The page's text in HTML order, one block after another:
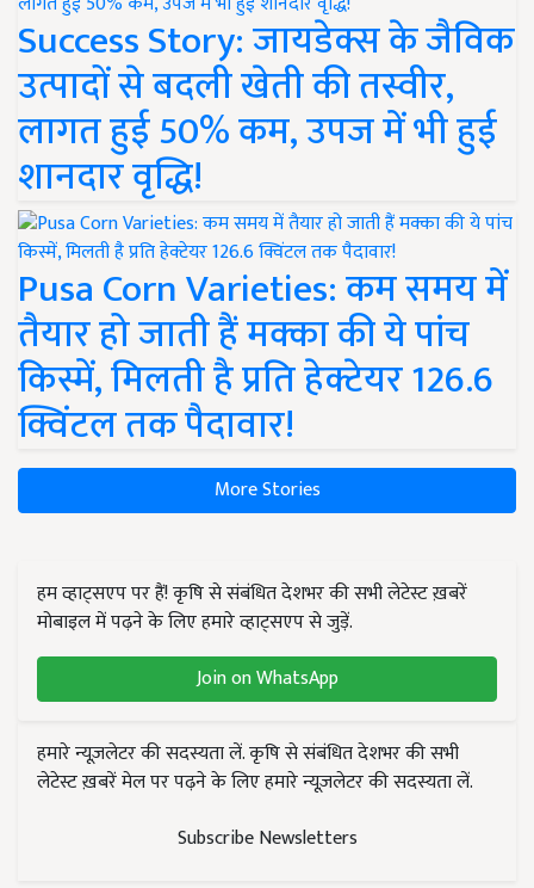
Success Story: जायडेक्स के जैविक
उत्पादों से बदली खेती की तस्वीर,
लागत हुई 50% कम, उपज में भी हुई
शानदार वृद्धि!
Pusa Corn Varieties: कम समय में
तैयार हो जाती हैं मक्का की ये पांच
किस्में, मिलती है प्रति हेक्टेयर 126.6
क्विंटल तक पैदावार!
More Stories
हम व्हाट्सएप पर हैं! कृषि से संबंधित देशभर की सभी लेटेस्ट ख़बरें
मोबाइल में पढ़ने के लिए हमारे व्हाट्सएप से जुड़ें.
Join on WhatsApp
हमारे न्यूज़लेटर की सदस्यता लें. कृषि से संबंधित देशभर की सभी
लेटेस्ट ख़बरें मेल पर पढ़ने के लिए हमारे न्यूज़लेटर की सदस्यता लें.
Subscribe Newsletters